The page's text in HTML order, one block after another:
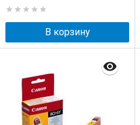
В корзину